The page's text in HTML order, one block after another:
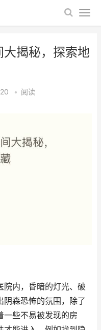
揭秘，探索地
• 阅读
院内，昏暗的灯光、破
阴森恐怖的氛围，除了
一些不易被发现的房